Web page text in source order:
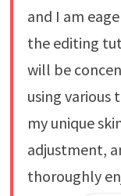
and I am
the editing
will be
using various
my unique
adjustment,
thoroughly